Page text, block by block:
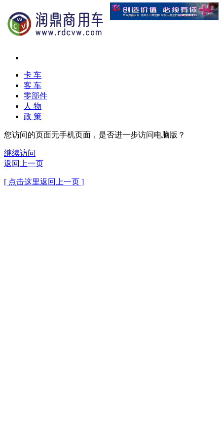
卡 车
客 车
零部件
人 物
政 策
您访问的页面无手机页面，是否进一步访问电脑版？
继续访问
返回上一页
[ 点击这里返回上一页 ]